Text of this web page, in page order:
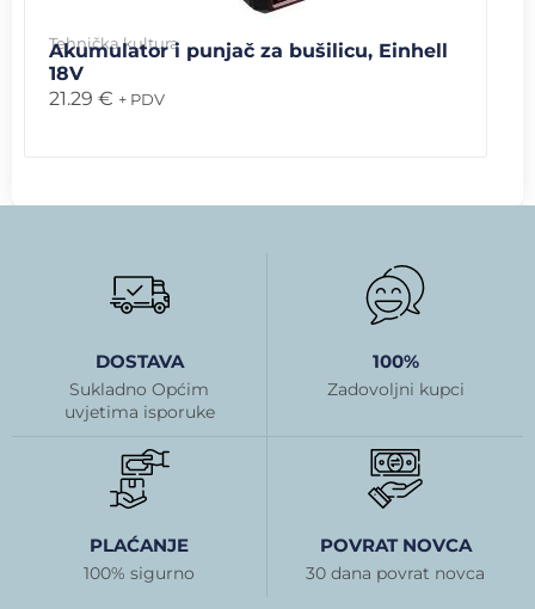
Tehnička kultura
Akumulator i punjač za bušilicu, Einhell
18V
21.29 € + PDV
DOSTAVA
Sukladno Općim
uvjetima isporuke
100%
Zadovoljni kupci
PLAĆANJE
100% sigurno
POVRAT NOVCA
30 dana povrat novca